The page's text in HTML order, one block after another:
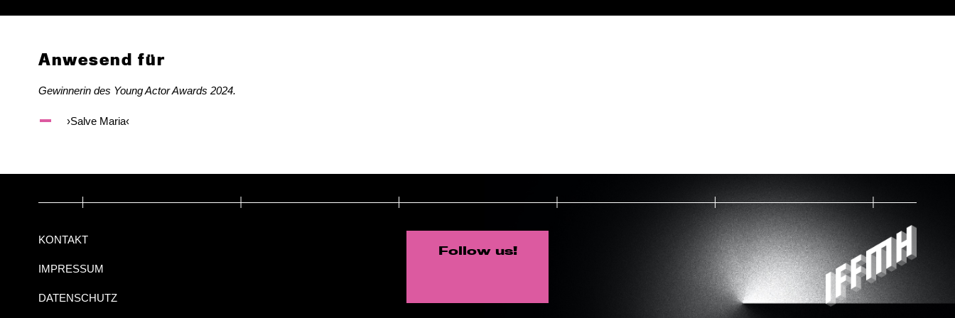
Anwesend für
Gewinnerin des Young Actor Awards 2024.
›Salve Maria‹
KONTAKT
IMPRESSUM
DATENSCHUTZ
Follow us!